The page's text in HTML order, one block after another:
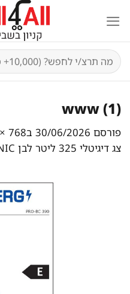
content
חיפוש
עבור:
www (1)
פורסם 30/06/2026 ב768 × 768
צג דיגיטלי 325 ליטר לבן PRO-BC 390 PROSONIC